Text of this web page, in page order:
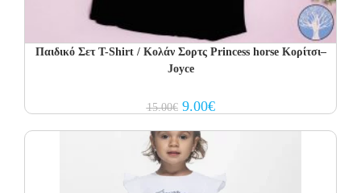
Παιδικό Σετ Τ-Shirt / Κολάν Σορτς Princess horse Κορίτσι–
Joyce
15.00€ Original
price
15.00€.
9.00€Current
price